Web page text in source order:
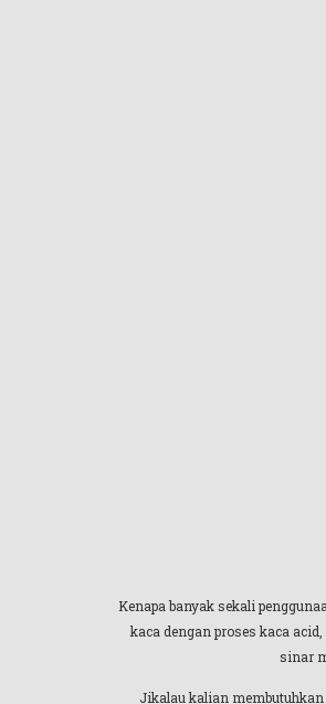
Kenapa banyak sekali
kaca dengan proses kaca
sinar
Jikalau kalian